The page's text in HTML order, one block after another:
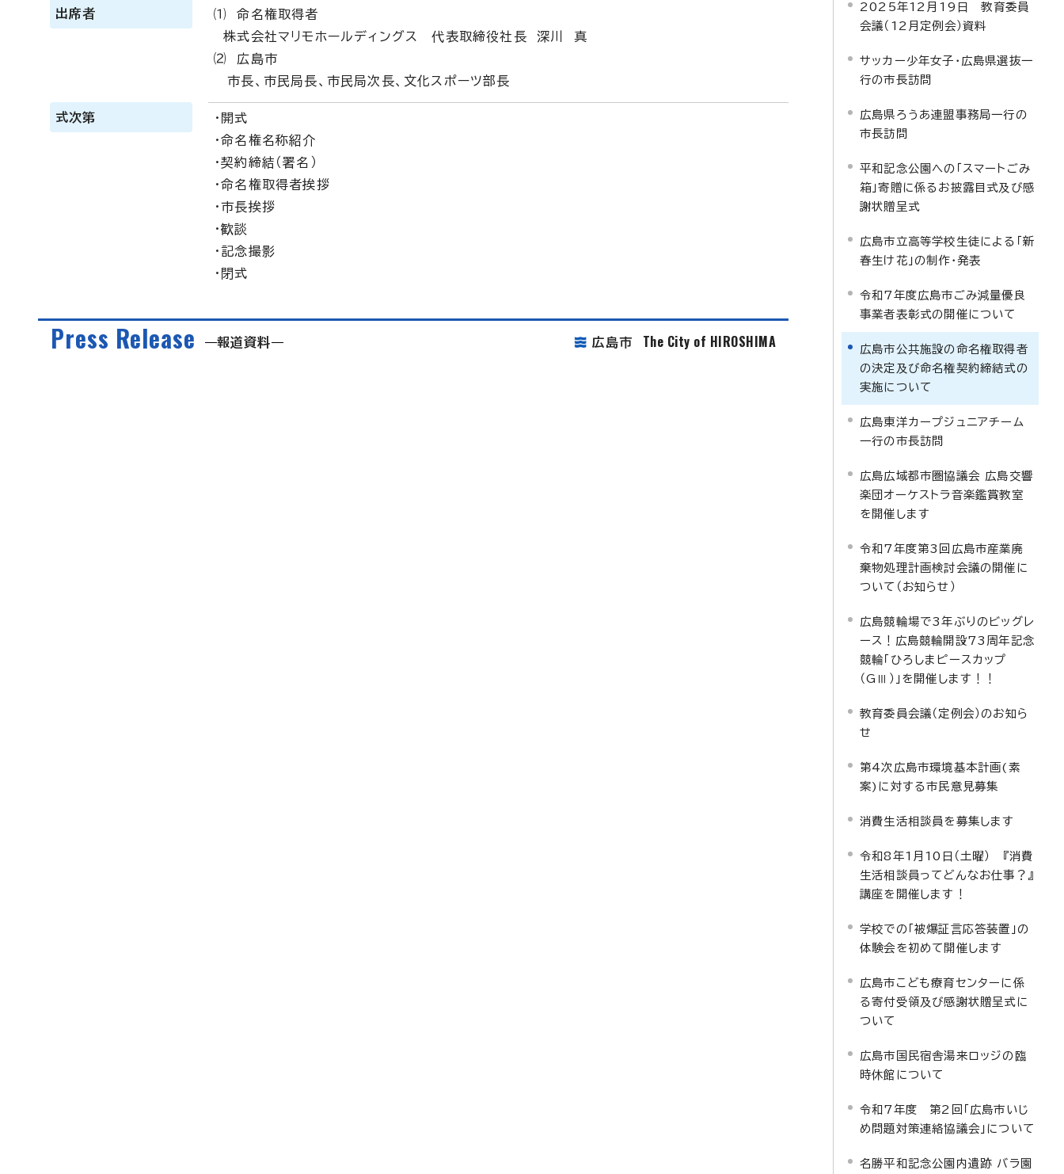
出席者
⑴ 命名権取得者
株式会社マリモホールディングス 代表取締役社長 深川 真
⑵ 広島市
市長、市民局長、市民局次長、文化スポーツ部長
式次第
・開式
・命名権名称紹介
・契約締結（署名）
・命名権取得者挨拶
・市長挨拶
・歓談
・記念撮影
・閉式
Press Release 報道資料 広島市 The City of HIROSHIMA
2025年12月19日 教育委員
会議（12月定例会）資料
サッカー少年女子・広島県選抜一
行の市長訪問
広島県ろうあ連盟事務局一行の
市長訪問
平和記念公園への「スマートごみ
箱」寄贈に係るお披露目式及び感
謝状贈呈式
広島市立高等学校生徒による「新
春生け花」の制作・発表
令和7年度広島市ごみ減量優良
事業者表彰式の開催について
広島市公共施設の命名権取得者
の決定及び命名権契約締結式の
実施について
広島東洋カープジュニアチーム
一行の市長訪問
広島広域都市圏協議会 広島交響
楽団オーケストラ音楽鑑賞教室
を開催します
令和7年度第3回広島市産業廃
棄物処理計画検討会議の開催に
ついて（お知らせ）
広島競輪場で3年ぶりのビッグレ
ース！広島競輪開設73周年記念
競輪「ひろしまピースカップ
（GⅢ）」を開催します！！
教育委員会議（定例会）のお知ら
せ
第4次広島市環境基本計画(素
案)に対する市民意見募集
消費生活相談員を募集します
令和8年1月10日（土曜） 『消費
生活相談員ってどんなお仕事？』
講座を開催します！
学校での「被爆証言応答装置」の
体験会を初めて開催します
広島市こども療育センターに係
る寄付受領及び感謝状贈呈式に
ついて
広島市国民宿舎湯来ロッジの臨
時休館について
令和7年度 第2回「広島市いじ
め問題対策連絡協議会」について
名勝平和記念公園内遺跡 バラ園